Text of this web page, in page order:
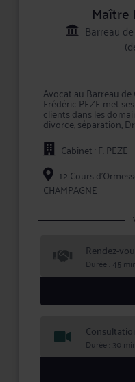
Maître
Barreau
Avocat au Barreau
Frédéric PEZE met
clients dans les
divorce, séparation,
pénal général.
Pour toute
compétence, Me
vous assiste en
pour défendre vos
d'une confidentialité
votre dossier et des
Cabinet : F. PEZE
12 Cours
CHAMPAGNE
Rendez-
Durée : 45
Durée : 30